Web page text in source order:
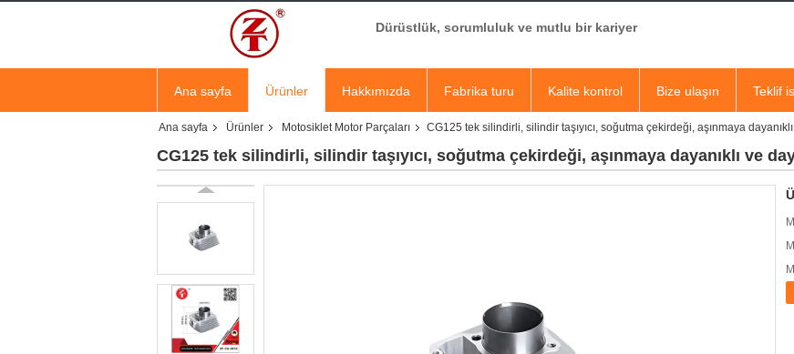
Dürüstlük, sorumluluk ve mutlu bir kariyer
Ana sayfa Ürünler Hakkımızda Fabrika turu Kalite kontrol Bize ulaşın Teklif
Ana sayfa Ürünler Motosiklet Motor Parçaları CG125 tek silindirli, silindir taşıyıcı, soğutma çekirdeği, aşınmaya dayanıklı
CG125 tek silindirli, silindir taşıyıcı, soğutma çekirdeği, aşınmaya dayanıklı ve